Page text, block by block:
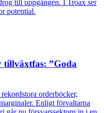
till uppgången. I Troax ser
potential.
tillväxtfas: ”Goda
orderböcker,
Enligt förvaltarna